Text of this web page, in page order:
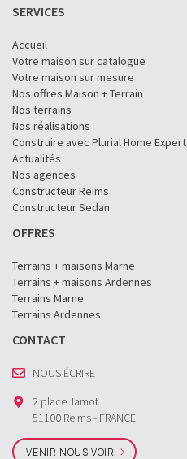
SERVICES
Accueil
Votre maison sur catalogue
Votre maison sur mesure
Nos offres Maison + Terrain
Nos terrains
Nos réalisations
Construire avec Plurial Home Expert
Actualités
Nos agences
Constructeur Reims
Constructeur Sedan
OFFRES
Terrains + maisons Marne
Terrains + maisons Ardennes
Terrains Marne
Terrains Ardennes
CONTACT
NOUS ÉCRIRE
2 place Jamot
51100 Reims - FRANCE
VENIR NOUS VOIR